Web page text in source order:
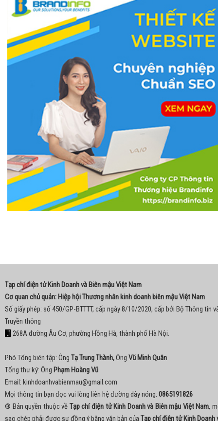
Tạp chí điện tử Kinh Doanh và Biên mậu Việt Nam
Cơ quan chủ quản: Hiệp hội Thương nhân kinh doanh biên mậu Việt Nam
Số giấy phép: số 450/GP-BTTTT, cấp ngày 8/10/2020, cấp bởi Bộ Thông tin
Truyền thông
268A đường Âu Cơ, phường Hồng Hà, thành phố Hà Nội.
Phó Tổng biên tập: Ông Tạ Trung Thành,Ông Vũ Minh Quân
Tổng thư ký: Ông Phạm Hoàng Vũ
Email: kinhdoanhvabienmau@gmail.com
Mọi thông tin bạn đọc vui lòng liên hệ đường dây nóng: 0865191826
® Bản quyền thuộc về Tạp chí điện tử Kinh Doanh và Biên mậu Việt Nam,
sao chép phải được sự đồng ý bằng văn bản củaTạp chí điện tử Kinh Doanh